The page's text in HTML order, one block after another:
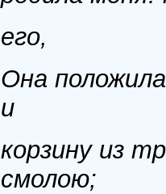
его,
Она
и
корзину из
смолою;